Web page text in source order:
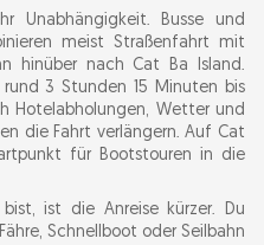
Unabhängigkeit. Busse und
meist Straßenfahrt mit
hinüber nach Cat Ba Island.
3 Stunden 15 Minuten bis
Hotelabholungen, Wetter und
die Fahrt verlängern. Auf Cat
für Bootstouren in die
ist die Anreise kürzer. Du
Schnellboot oder Seilbahn